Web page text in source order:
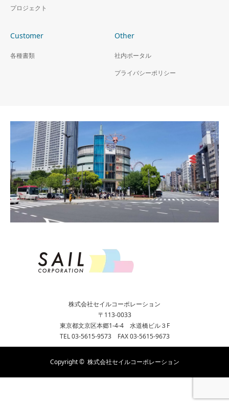
プロジェクト
Customer
各種書類
Other
社内ポータル
プライバシーポリシー
株式会社セイルコーポレーション
〒113-0033
東京都文京区本郷1-4-4 水道橋ビル３F
TEL 03-5615-9573 FAX 03-5615-9673
Copyright © 株式会社セイルコーポレーション